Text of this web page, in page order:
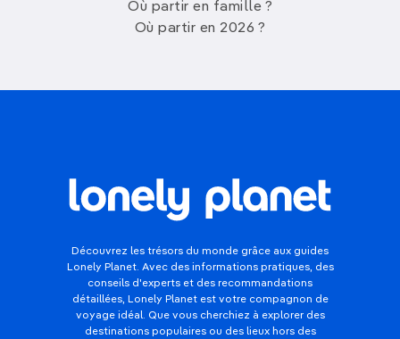
Où partir en famille ?
Où partir en 2026 ?
Découvrez les trésors du monde grâce aux guides
Lonely Planet. Avec des informations pratiques, des
conseils d'experts et des recommandations
détaillées, Lonely Planet est votre compagnon de
voyage idéal. Que vous cherchiez à explorer des
destinations populaires ou des lieux hors des